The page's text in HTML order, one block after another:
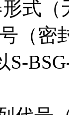
式（
（密
S-